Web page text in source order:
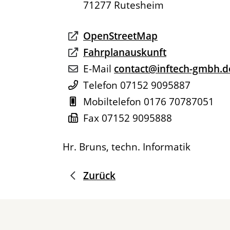
71277 Rutesheim
OpenStreetMap
Fahrplanauskunft
E-Mail contact@inftech-
Telefon 07152 9095887
Mobiltelefon 0176 70787051
Fax 07152 9095888
Hr. Bruns, techn. Informatik
Zurück